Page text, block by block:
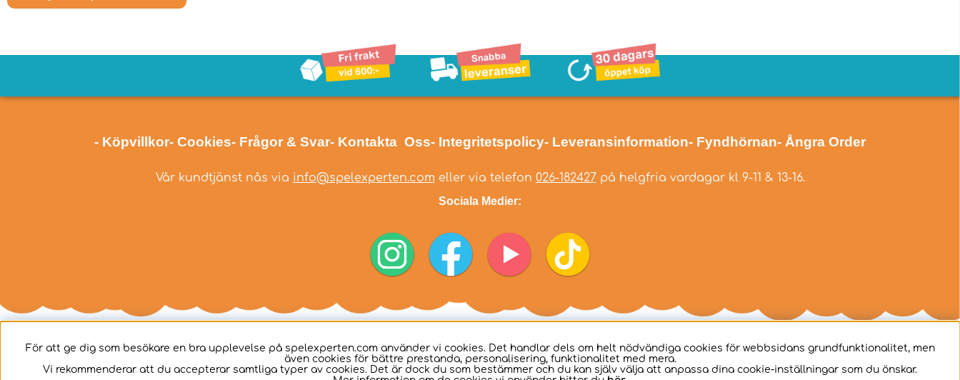
- Köpvillkor- Cookies- Frågor & Svar- Kontakta Oss- Integritetspolicy- Leveransinformation- Fyndhörnan- Ångra Order
Vår kundtjänst nås via info@spelexperten.com eller via telefon 026-182427på helgfria vardagar kl 9-11 & 13-16.
Sociala Medier:
För att ge dig som besökare en bra upplevelse på spelexperten.com använder vi cookies. Det handlar dels om helt nödvändiga cookies för webbsidans grundfunktionalitet, men
även cookies för bättre prestanda, personalisering, funktionalitet med mera.
Vi rekommenderar att du accepterar samtliga typer av cookies. Det är dock du som bestämmer och du kan själv välja att anpassa dina cookie-inställningar som du önskar.